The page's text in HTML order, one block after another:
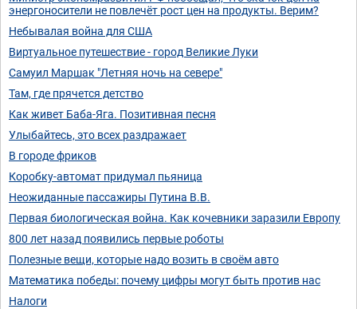
энергоносители не повлечёт рост цен на продукты. Верим?
Небывалая война для США
Виртуальное путешествие - город Великие Луки
Самуил Маршак "Летняя ночь на севере"
Там, где прячется детство
Как живет Баба-Яга. Позитивная песня
Улыбайтесь, это всех раздражает
В городе фриков
Коробку-автомат придумал пьяница
Неожиданные пассажиры Путина В.В.
Первая биологическая война. Как кочевники заразили Европу
800 лет назад появились первые роботы
Полезные вещи, которые надо возить в своём авто
Математика победы: почему цифры могут быть против нас
Налоги